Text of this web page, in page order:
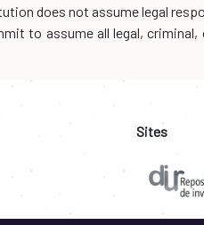
does not assume legal
to assume all legal,
Sites